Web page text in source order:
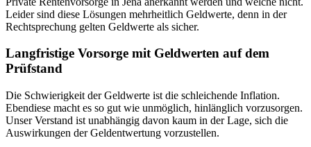
Leider sind diese Lösungen mehrheitlich Geldwerte, denn in der
Rechtsprechung gelten Geldwerte als sicher.
Langfristige Vorsorge mit Geldwerten auf dem
Prüfstand
Die Schwierigkeit der Geldwerte ist die schleichende Inflation.
Ebendiese macht es so gut wie unmöglich, hinlänglich vorzusorgen.
Unser Verstand ist unabhängig davon kaum in der Lage, sich die
Auswirkungen der Geldentwertung vorzustellen.